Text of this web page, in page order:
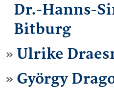
Dr.-Hanns-
Bitburg
Ulrike
György